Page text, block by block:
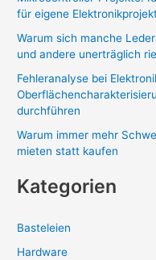
für eigene
Warum sich manche
und andere unerträglich
Fehleranalyse bei
durchführen
Warum immer mehr
mieten statt kaufen
Kategorien
Basteleien
Hardware